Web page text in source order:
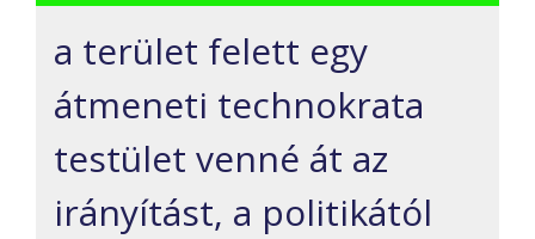
a terület felett egy
átmeneti technokrata
testület venné át az
irányítást, a politikától